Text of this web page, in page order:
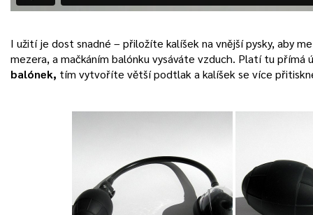
I užití je dost snadné – přiložíte kalíšek na vnější pysky, aby
mezera, a mačkáním balónku vysáváte vzduch. Platí tu přímá
balónek, tím vytvoříte větší podtlak a kalíšek se více